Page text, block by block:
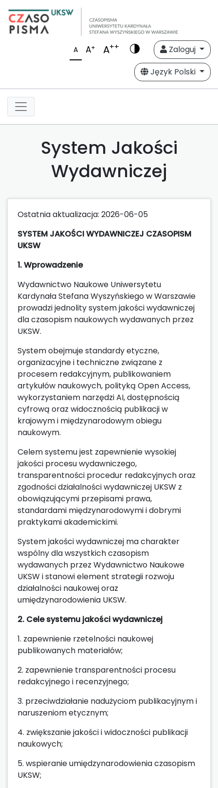
A A+ A++
Zaloguj
Język Polski
System Jakości
Wydawniczej
Ostatnia aktualizacja: 2026-06-05
SYSTEM JAKOŚCI WYDAWNICZEJ CZASOPISM
UKSW
1. Wprowadzenie
Wydawnictwo Naukowe Uniwersytetu
Kardynała Stefana Wyszyńskiego w Warszawie
prowadzi jednolity system jakości wydawniczej
dla czasopism naukowych wydawanych przez
UKSW.
System obejmuje standardy etyczne,
organizacyjne i techniczne związane z
procesem redakcyjnym, publikowaniem
artykułów naukowych, polityką Open Access,
wykorzystaniem narzędzi AI, dostępnością
cyfrową oraz widocznością publikacji w
krajowym i międzynarodowym obiegu
naukowym.
Celem systemu jest zapewnienie wysokiej
jakości procesu wydawniczego,
transparentności procedur redakcyjnych oraz
zgodności działalności wydawniczej UKSW z
obowiązującymi przepisami prawa,
standardami międzynarodowymi i dobrymi
praktykami akademickimi.
System jakości wydawniczej ma charakter
wspólny dla wszystkich czasopism
wydawanych przez Wydawnictwo Naukowe
UKSW i stanowi element strategii rozwoju
działalności naukowej oraz
umiędzynarodowienia UKSW.
2. Cele systemu jakości wydawniczej
1. zapewnienie rzetelności naukowej
publikowanych materiałów;
2. zapewnienie transparentności procesu
redakcyjnego i recenzyjnego;
3. przeciwdziałanie nadużyciom publikacyjnym i
naruszeniom etycznym;
4. zwiększanie jakości i widoczności publikacji
naukowych;
5. wspieranie umiędzynarodowienia czasopism
UKSW;